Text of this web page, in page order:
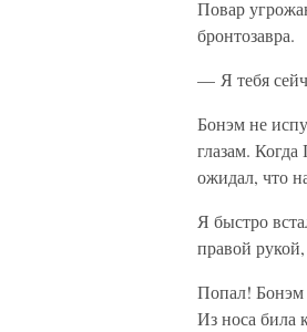
Повар
бронтозавра.
— Я тебя
Бонэм не
глазам.
ожидал, что
Я быстро
правой
Попал! Бонэм
Из носа била